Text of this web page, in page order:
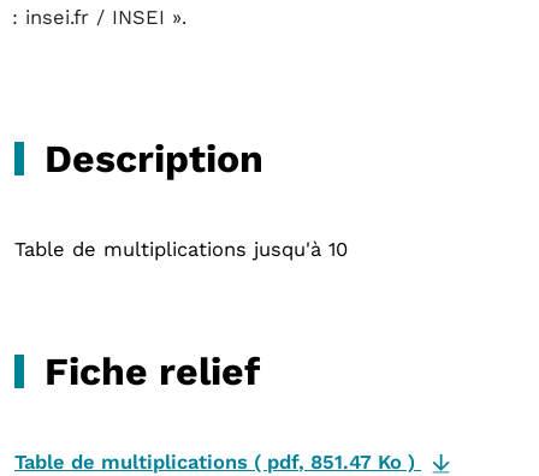
: insei.fr / INSEI ».
Description
Table de multiplications jusqu'à 10
Fiche relief
Table de multiplications ( pdf, 851.47 Ko )